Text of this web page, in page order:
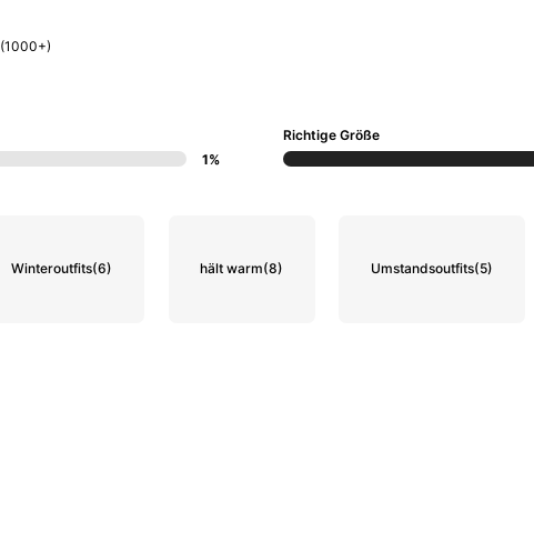
(1000+)
1%
Richtige Größe
Winteroutfits(6) hält warm(8) Umstandsoutfits(5)